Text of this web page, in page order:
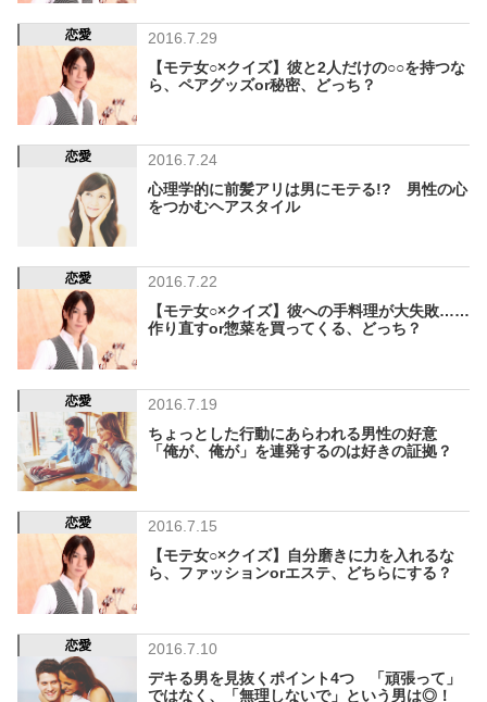
恋愛
2016.7.29
【モテ女○×クイズ】彼と2人だけの○○を持つな
ら、ペアグッズor秘密、どっち？
恋愛
2016.7.24
心理学的に前髪アリは男にモテる!? 男性の心
をつかむヘアスタイル
恋愛
2016.7.22
【モテ女○×クイズ】彼への手料理が大失敗……
作り直すor惣菜を買ってくる、どっち？
恋愛
2016.7.19
ちょっとした行動にあらわれる男性の好意
「俺が、俺が」を連発するのは好きの証拠？
恋愛
2016.7.15
【モテ女○×クイズ】自分磨きに力を入れるな
ら、ファッションorエステ、どちらにする？
恋愛
2016.7.10
デキる男を見抜くポイント4つ 「頑張って」
ではなく、「無理しないで」という男は◎！